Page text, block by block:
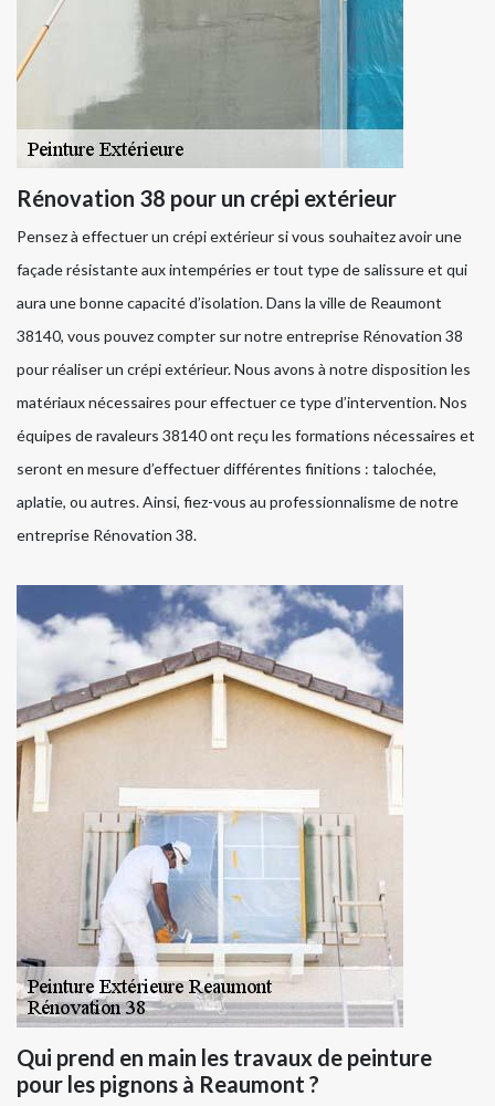
Rénovation 38 pour un crépi extérieur
Pensez à effectuer un crépi extérieur si vous souhaitez avoir une
façade résistante aux intempéries er tout type de salissure et qui
aura une bonne capacité d’isolation. Dans la ville de Reaumont
38140, vous pouvez compter sur notre entreprise Rénovation 38
pour réaliser un crépi extérieur. Nous avons à notre disposition les
matériaux nécessaires pour effectuer ce type d’intervention. Nos
équipes de ravaleurs 38140 ont reçu les formations nécessaires et
seront en mesure d’effectuer différentes finitions : talochée,
aplatie, ou autres. Ainsi, fiez-vous au professionnalisme de notre
entreprise Rénovation 38.
Qui prend en main les travaux de peinture
pour les pignons à Reaumont ?